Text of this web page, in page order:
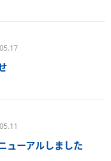
ューアルしました